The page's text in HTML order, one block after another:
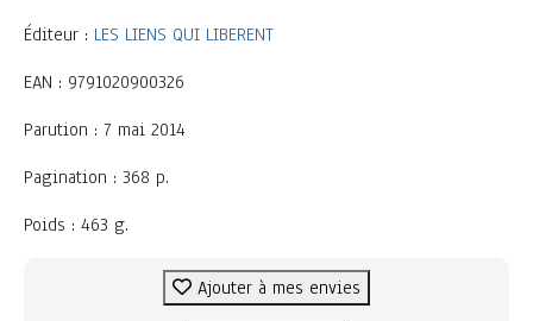
Éditeur : LES LIENS QUI LIBERENT
EAN : 9791020900326
Parution : 7 mai 2014
Pagination : 368 p.
Poids : 463 g.
Ajouter à mes envies